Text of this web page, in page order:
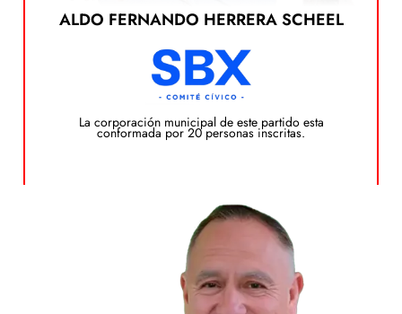
ALDO FERNANDO HERRERA SCHEEL
La corporación municipal de este partido esta
conformada por 20 personas inscritas.
Plan de Gobierno
Puedes ver el plan de gobierno de este candidato
dando clic en el siguiente botón:
Ver el Plan de Gobierno